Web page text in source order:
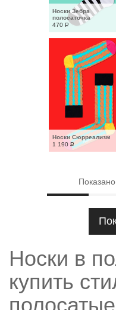
Носки Зебра
полосаточка
470 Р
Носки Сюрреализм
1 190 Р
Показано
Носки в
купить